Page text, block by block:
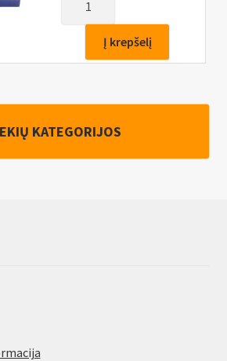
Smūginės
galvutės
vnt.
10-
Į krepšelį
KATEGORIJOS